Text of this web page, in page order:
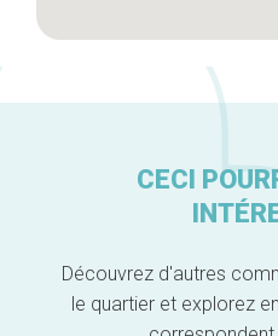
CECI
Découvrez d'autres
le quartier et explorez